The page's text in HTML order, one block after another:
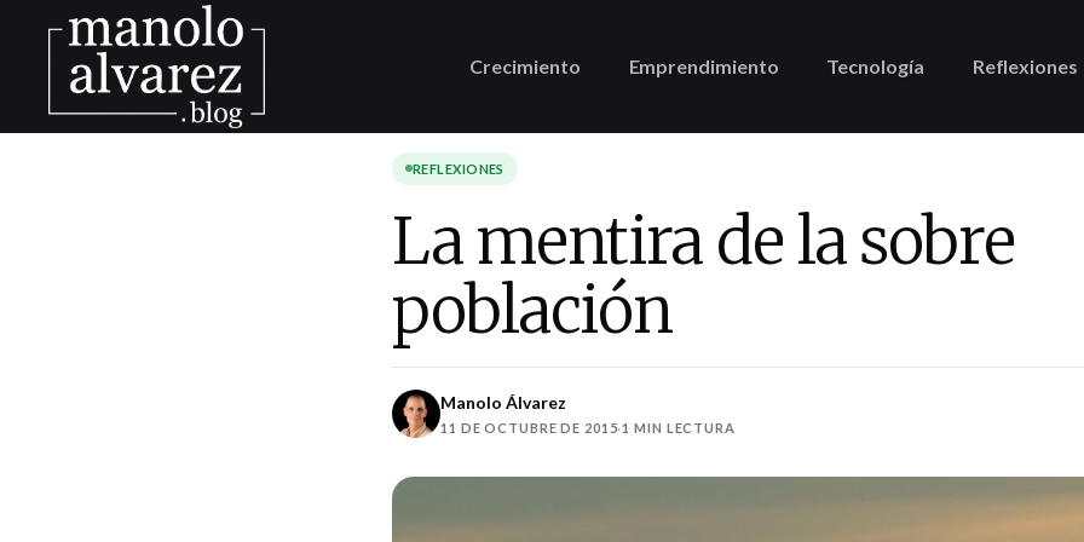
Crecimiento Emprendimiento Tecnología Reflexiones
REFLEXIONES
La mentira de la sobre
población
Manolo Álvarez
11 DE OCTUBRE DE 2015·1 MIN LECTURA